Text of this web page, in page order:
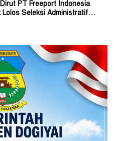
PT Freeport Indonesia
Lolos Seleksi Administratif